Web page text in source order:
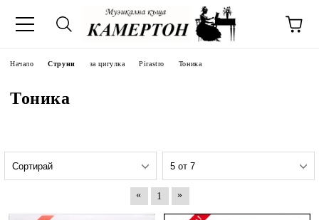
Начало Струни за цигулка Pirastro Тоника
Тоника
« 1 »